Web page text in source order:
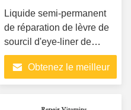
Liquide semi-permanent
de réparation de lèvre de
sourcil d'eye-liner de
Crystal Gel Repair Cream
For de glace de réparation
de cellules d'essence de
Obtenez le meilleur